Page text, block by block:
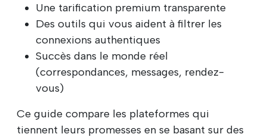
Une tarification premium transparente
Des outils qui vous aident à filtrer les
connexions authentiques
Succès dans le monde réel
(correspondances, messages, rendez-
vous)
Ce guide compare les plateformes qui
tiennent leurs promesses en se basant sur des